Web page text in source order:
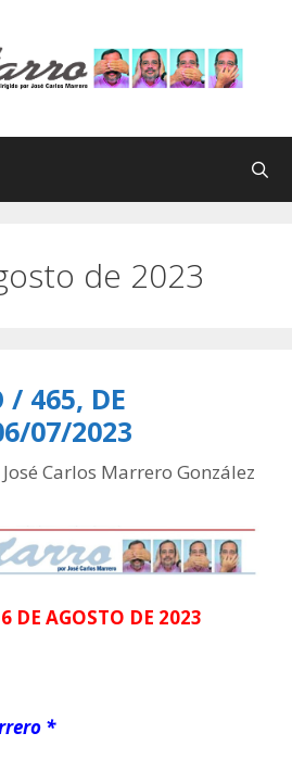
de 2023
/ 465, DE
07/2023
José Carlos Marrero González
DE AGOSTO DE 2023
*